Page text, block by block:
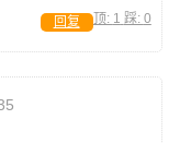
顶: 1 踩: 0
回复